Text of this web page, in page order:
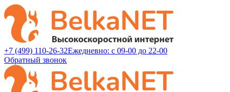
+7 (499) 110-26-32Ежедневно: с 09-00 до 22-00
Обратный звонок